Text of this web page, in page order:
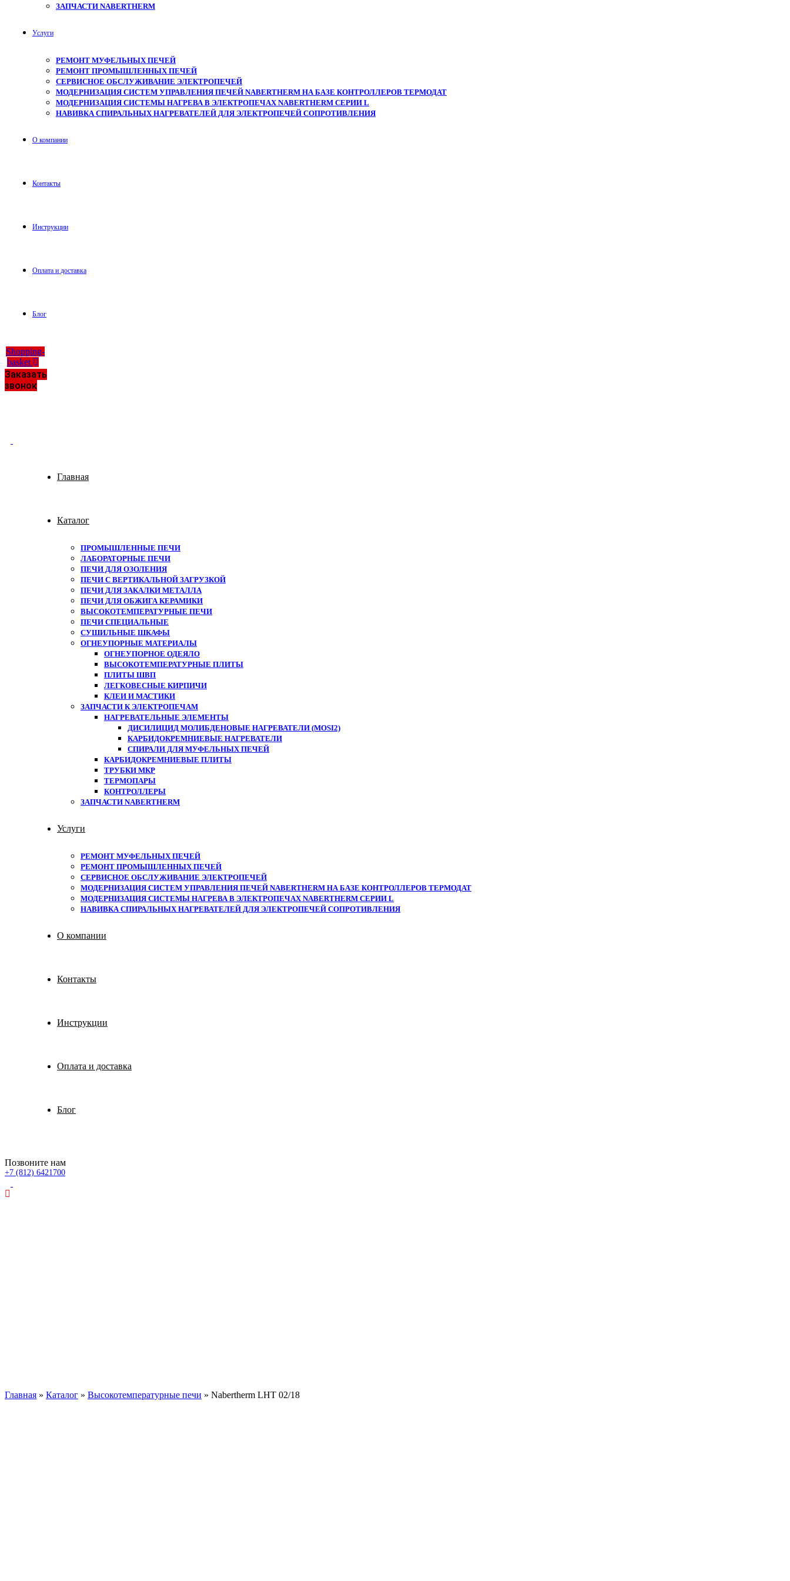
ЗАПЧАСТИ NABERTHERM
Услуги
РЕМОНТ МУФЕЛЬНЫХ ПЕЧЕЙ
РЕМОНТ ПРОМЫШЛЕННЫХ ПЕЧЕЙ
СЕРВИСНОЕ ОБСЛУЖИВАНИЕ ЭЛЕКТРОПЕЧЕЙ
МОДЕРНИЗАЦИЯ СИСТЕМ УПРАВЛЕНИЯ ПЕЧЕЙ NABERTHERM НА БАЗЕ КОНТРОЛЛЕРОВ ТЕРМОДАТ
МОДЕРНИЗАЦИЯ СИСТЕМЫ НАГРЕВА В ЭЛЕКТРОПЕЧАХ NABERTHERM СЕРИИ L
НАВИВКА СПИРАЛЬНЫХ НАГРЕВАТЕЛЕЙ ДЛЯ ЭЛЕКТРОПЕЧЕЙ СОПРОТИВЛЕНИЯ
О компании
Контакты
Инструкции
Оплата и доставка
Блог
Shopping-
basket
Заказать
звонок
Главная
Каталог
ПРОМЫШЛЕННЫЕ ПЕЧИ
ЛАБОРАТОРНЫЕ ПЕЧИ
ПЕЧИ ДЛЯ ОЗОЛЕНИЯ
ПЕЧИ С ВЕРТИКАЛЬНОЙ ЗАГРУЗКОЙ
ПЕЧИ ДЛЯ ЗАКАЛКИ МЕТАЛЛА
ПЕЧИ ДЛЯ ОБЖИГА КЕРАМИКИ
ВЫСОКОТЕМПЕРАТУРНЫЕ ПЕЧИ
ПЕЧИ СПЕЦИАЛЬНЫЕ
СУШИЛЬНЫЕ ШКАФЫ
ОГНЕУПОРНЫЕ МАТЕРИАЛЫ
ОГНЕУПОРНОЕ ОДЕЯЛО
ВЫСОКОТЕМПЕРАТУРНЫЕ ПЛИТЫ
ПЛИТЫ ШВП
ЛЕГКОВЕСНЫЕ КИРПИЧИ
КЛЕИ И МАСТИКИ
ЗАПЧАСТИ К ЭЛЕКТРОПЕЧАМ
НАГРЕВАТЕЛЬНЫЕ ЭЛЕМЕНТЫ
ДИСИЛИЦИД МОЛИБДЕНОВЫЕ НАГРЕВАТЕЛИ (MOSI2)
КАРБИДОКРЕМНИЕВЫЕ НАГРЕВАТЕЛИ
СПИРАЛИ ДЛЯ МУФЕЛЬНЫХ ПЕЧЕЙ
КАРБИДОКРЕМНИЕВЫЕ ПЛИТЫ
ТРУБКИ МКР
ТЕРМОПАРЫ
КОНТРОЛЛЕРЫ
ЗАПЧАСТИ NABERTHERM
Услуги
РЕМОНТ МУФЕЛЬНЫХ ПЕЧЕЙ
РЕМОНТ ПРОМЫШЛЕННЫХ ПЕЧЕЙ
СЕРВИСНОЕ ОБСЛУЖИВАНИЕ ЭЛЕКТРОПЕЧЕЙ
МОДЕРНИЗАЦИЯ СИСТЕМ УПРАВЛЕНИЯ ПЕЧЕЙ NABERTHERM НА БАЗЕ КОНТРОЛЛЕРОВ ТЕРМОДАТ
МОДЕРНИЗАЦИЯ СИСТЕМЫ НАГРЕВА В ЭЛЕКТРОПЕЧАХ NABERTHERM СЕРИИ L
НАВИВКА СПИРАЛЬНЫХ НАГРЕВАТЕЛЕЙ ДЛЯ ЭЛЕКТРОПЕЧЕЙ СОПРОТИВЛЕНИЯ
О компании
Контакты
Инструкции
Оплата и доставка
Блог
Позвоните нам
+7 (812) 6421700
Главная » Каталог » Высокотемпературные печи » Nabertherm LHT 02/18